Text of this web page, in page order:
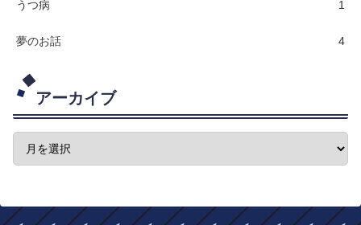
うつ病 1
夢のお話 4
アーカイブ